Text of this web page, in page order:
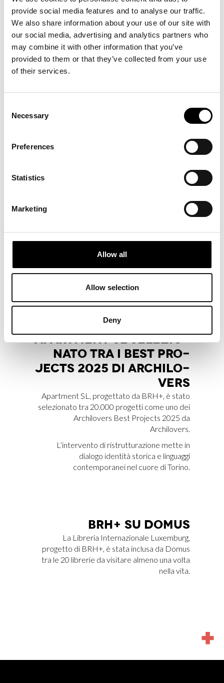
provide social media features and to analyse our traffic.
We also share information about your use of our site with
our social media, advertising and analytics partners who
may combine it with other information that you’ve
provided to them or that they’ve collected from your use
of their services.
Selection
Necessary
Preferences
Statistics
Marketing
Allow all
Allow selection
Deny
BUI­SCE CON UN SAG­GIO
PER IL CA­TA­LO­GO DEL­LA
MO­STRA DEL MA­X­XI
Marco Rainò firma il saggio critico“La
pulsazione antitragica nell’invenzione creativa”
al MAXXI Museo nazionale
delle arti del XXI secolo, a cura di Andrea
TO AGLI AR­CH­DAI­LY –
BUIL­DING OF THE YEAR
AWARDS 2026
agli Archdaily – Building of the Year Awards
2026, uno dei riconoscimenti più rilevanti nel
APART­MENT SL SE­LE­ZIO­
NA­TO TRA I BEST PRO­
JEC­TS 2025 DI AR­CHI­LO­
VERS
Apartment SL, progettato da BRH+, è stato
selezionato tra 20.000 progetti come uno dei
Archilovers Best Projects 2025 da
Archilovers.
L’intervento di ristrutturazione mette in
dialogo identità storica e linguaggi
contemporanei nel cuore di Torino.
BRH+ SU DO­MUS
La Libreria Internazionale Luxemburg,
progetto di BRH+, è stata inclusa da Domus
tra le 20 librerie da visitare almeno una volta
nella vita.